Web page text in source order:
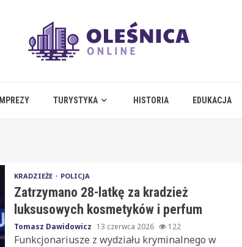
IMPREZY TURYSTYKA HISTORIA EDUKACJA
KRADZIEŻE POLICJA
Zatrzymano 28-latkę za kradzież
luksusowych kosmetyków i perfum
Tomasz Dawidowicz 13 czerwca 2026 122
Funkcjonariusze z wydziału kryminalnego w